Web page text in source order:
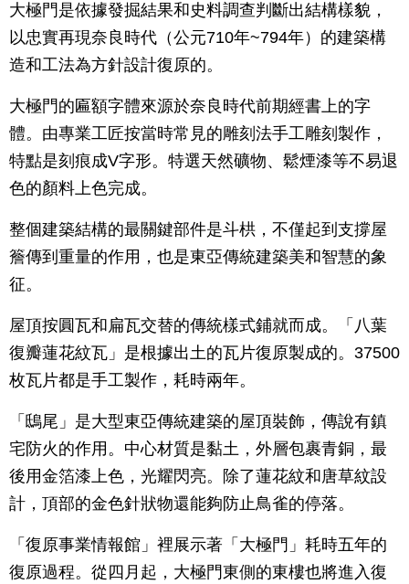
大極門是依據發掘結果和史料調查判斷出結構樣貌，
以忠實再現奈良時代（公元710年~794年）的建築構
造和工法為方針設計復原的。
大極門的匾額字體來源於奈良時代前期經書上的字
體。由專業工匠按當時常見的雕刻法手工雕刻製作，
特點是刻痕成V字形。特選天然礦物、鬆煙漆等不易退
色的顏料上色完成。
整個建築結構的最關鍵部件是斗栱，不僅起到支撐屋
簷傳到重量的作用，也是東亞傳統建築美和智慧的象
征。
屋頂按圓瓦和扁瓦交替的傳統樣式鋪就而成。「八葉
復瓣蓮花紋瓦」是根據出土的瓦片復原製成的。37500
枚瓦片都是手工製作，耗時兩年。
「鴟尾」是大型東亞傳統建築的屋頂裝飾，傳說有鎮
宅防火的作用。中心材質是黏土，外層包裹青銅，最
後用金箔漆上色，光耀閃亮。除了蓮花紋和唐草紋設
計，頂部的金色針狀物還能夠防止鳥雀的停落。
「復原事業情報館」裡展示著「大極門」耗時五年的
復原過程。從四月起，大極門東側的東樓也將進入復